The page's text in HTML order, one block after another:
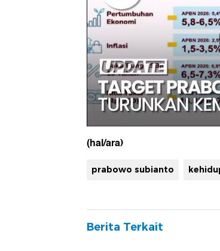
(hal/ara)
prabowo subianto
Berita Terkait